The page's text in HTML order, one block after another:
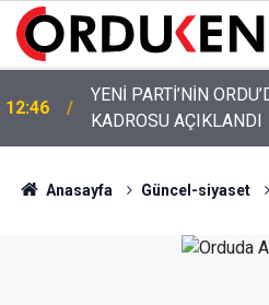
12:46
YENİ PARTİ’NİN
KADROSU AÇIKLANDI
Anasayfa Güncel-siyaset